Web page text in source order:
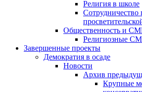
Религия в школе
Сотрудничество
Общественность и
Религиозные
Завершенные проекты
Демократия в осаде
Новости
Архив
Крупные